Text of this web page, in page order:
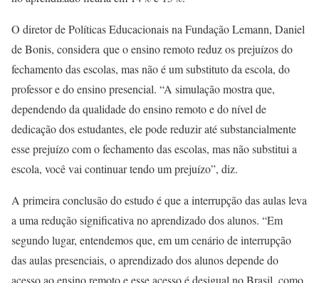
O diretor de Políticas Educacionais na Fundação Lemann, Daniel
de Bonis, considera que o ensino remoto reduz os prejuízos do
fechamento das escolas, mas não é um substituto da escola, do
professor e do ensino presencial. “A simulação mostra que,
dependendo da qualidade do ensino remoto e do nível de
dedicação dos estudantes, ele pode reduzir até substancialmente
esse prejuízo com o fechamento das escolas, mas não substitui a
escola, você vai continuar tendo um prejuízo”, diz.
A primeira conclusão do estudo é que a interrupção das aulas leva
a uma redução significativa no aprendizado dos alunos. “Em
segundo lugar, entendemos que, em um cenário de interrupção
das aulas presenciais, o aprendizado dos alunos depende do